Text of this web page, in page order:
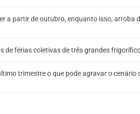
a partir de outubro, enquanto isso, arroba
férias coletivas de três grandes
trimestre o que pode agravar o cenário